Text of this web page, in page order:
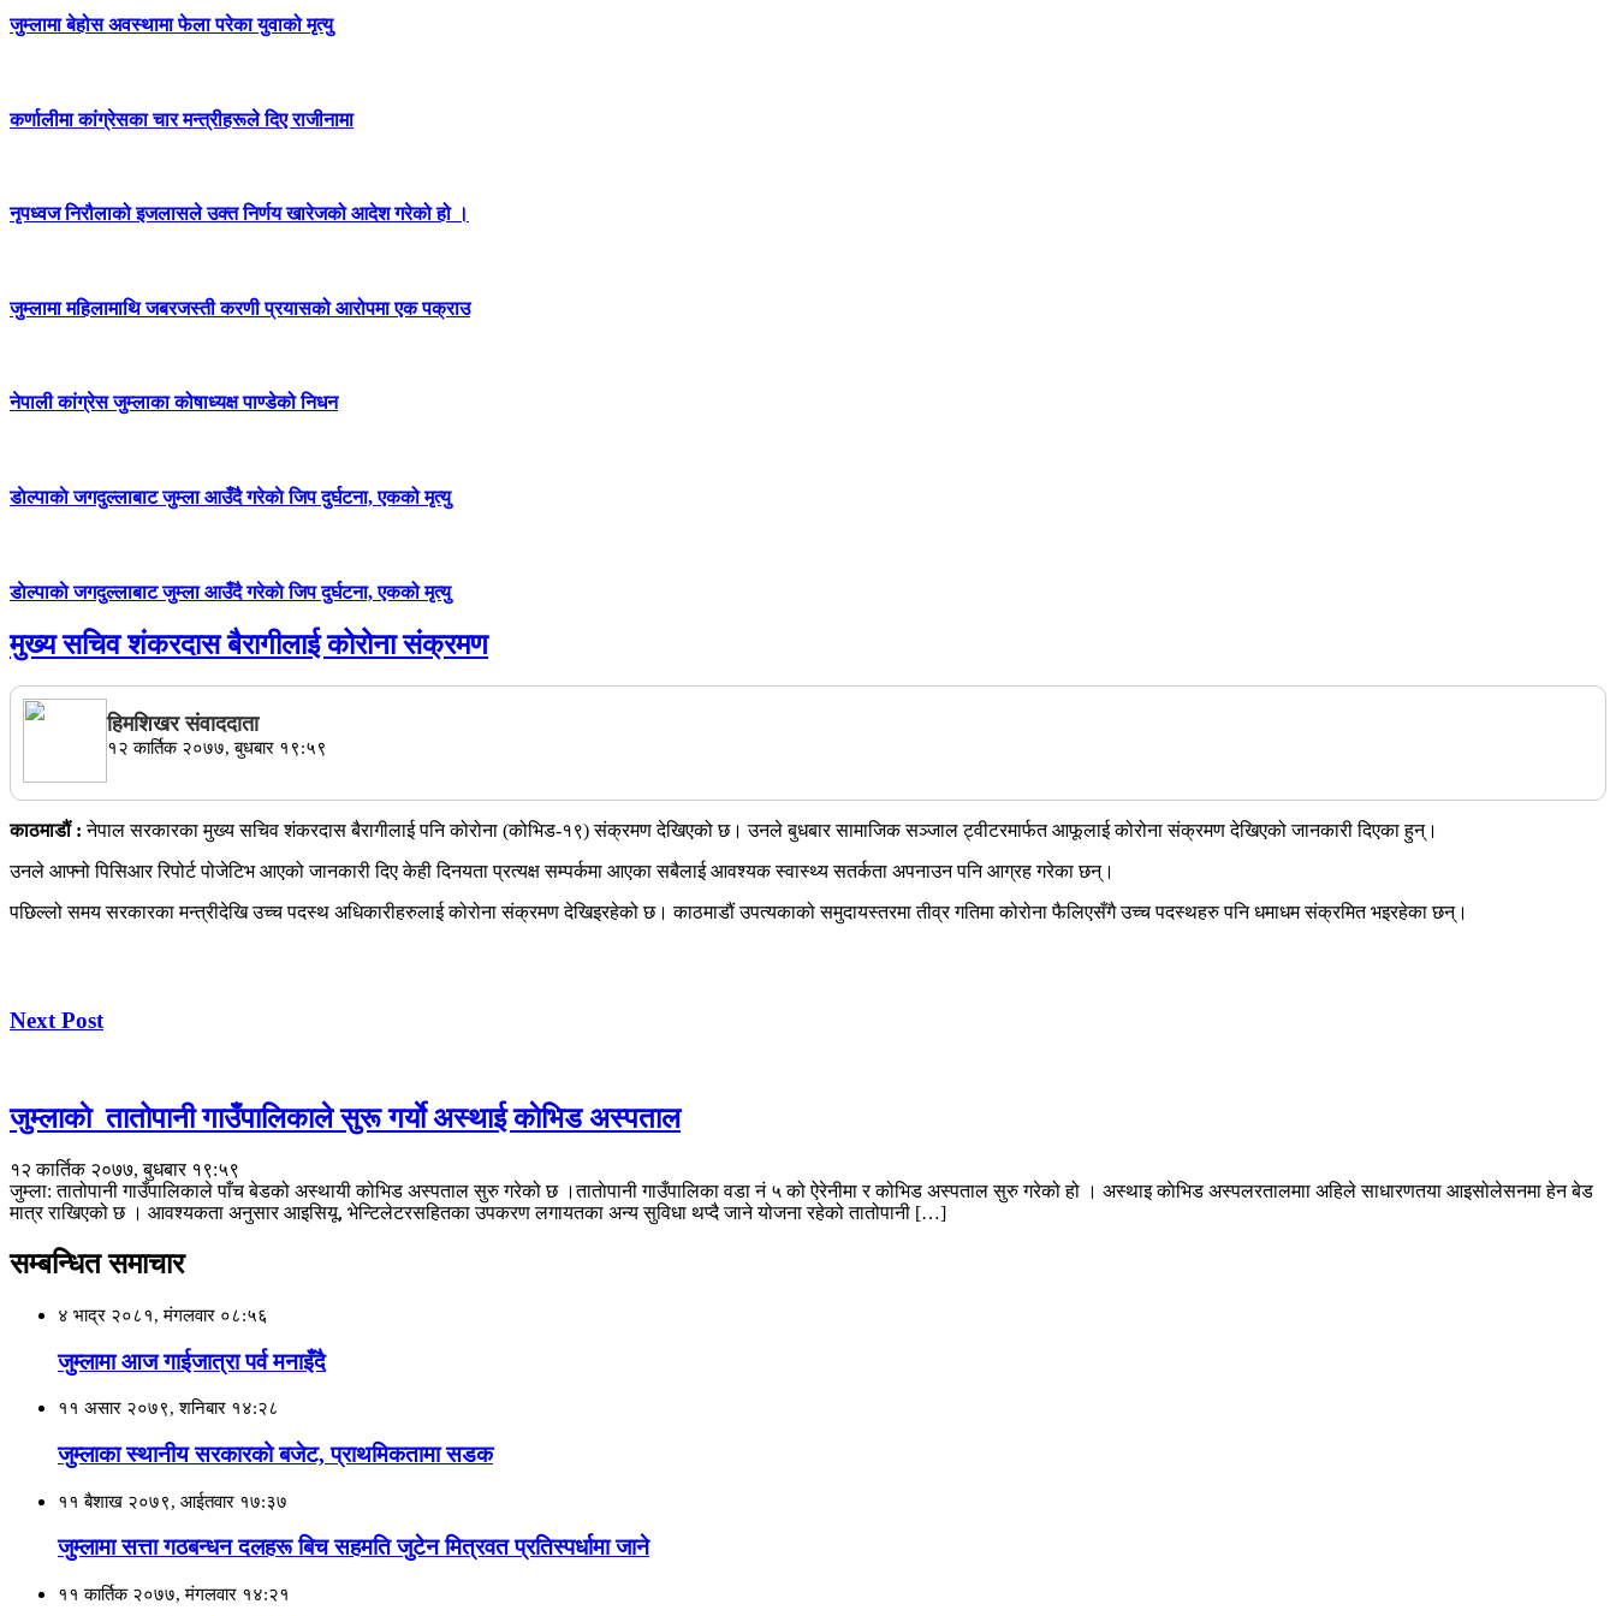
जुम्लामा बेहोस अवस्थामा फेला परेका युवाको मृत्यु
कर्णालीमा कांग्रेसका चार मन्त्रीहरूले दिए राजीनामा
नृपध्वज निरौलाको इजलासले उक्त निर्णय खारेजको आदेश गरेको हो ।
जुम्लामा महिलामाथि जबरजस्ती करणी प्रयासको आरोपमा एक पक्राउ
नेपाली कांग्रेस जुम्लाका कोषाध्यक्ष पाण्डेको निधन
डाेल्पाकाे जगदुल्लाबाट जुम्ला आउँदै गरेकाे जिप दुर्घटना, एकको मृत्यु
डाेल्पाकाे जगदुल्लाबाट जुम्ला आउँदै गरेकाे जिप दुर्घटना, एकको मृत्यु
मुख्य सचिव शंकरदास बैरागीलाई कोरोना संक्रमण
हिमशिखर संवाददाता
१२ कार्तिक २०७७, बुधबार १९:५९
काठमाडौं :नेपाल सरकारका मुख्य सचिव शंकरदास बैरागीलाई पनि कोरोना (कोभिड-१९) संक्रमण देखिएको छ। उनले बुधबार सामाजिक सञ्‍जाल ट्वीटरमार्फत आफूलाई कोरोना संक्रमण देखिएको जानकारी दिएका हुन्।
उनले आफ्नो पिसिआर रिपोर्ट पोजेटिभ आएको जानकारी दिए केही दिनयता प्रत्यक्ष सम्पर्कमा आएका सबैलाई आवश्यक स्वास्थ्य सतर्कता अपनाउन पनि आग्रह गरेका छन्।
पछिल्लो समय सरकारका मन्त्रीदेखि उच्च पदस्थ अधिकारीहरुलाई कोरोना संक्रमण देखिइरहेको छ। काठमाडौं उपत्यकाको समुदायस्तरमा तीव्र गतिमा कोरोना फैलिएसँगै उच्च पदस्थहरु पनि धमाधम संक्रमित भइरहेका छन्।
Next Post
जुम्लाकाे तातोपानी गाउँपालिकाले सुरू गर्याे अस्थाई काेभिड अस्पताल
१२ कार्तिक २०७७, बुधबार १९:५९
जुम्ला: तातोपानी गाउँपालिकाले पाँच बेडको अस्थायी कोभिड अस्पताल सुरु गरेको छ ।ताताेपानी गाउँपालिका वडा नं ५ को ऐरेनीमा र कोभिड अस्पताल सुरु गरेको हो । अस्थाइ काेभिड अस्पलरतालमाा अहिले साधारणतया आइसोलेसनमा हेन बेड
मात्र राखिएको छ । आवश्यकता अनुसार आइसियू, भेन्टिलेटरसहितका उपकरण लगायतका अन्य सुविधा थप्दै जाने योजना रहेको तातोपानी […]
सम्बन्धित समाचार
४ भाद्र २०८१, मंगलवार ०८:५६
जुम्लामा आज गाईजात्रा पर्व मनाइँदै
११ असार २०७९, शनिबार १४:२८
जुम्लाका स्थानीय सरकारको बजेट, प्राथमिकतामा सडक
११ बैशाख २०७९, आईतवार १७:३७
जुम्लामा सत्ता गठबन्धन दलहरू बिच सहमति जुटेन मित्रवत प्रतिस्पर्धामा जाने
११ कार्तिक २०७७, मंगलवार १४:२१